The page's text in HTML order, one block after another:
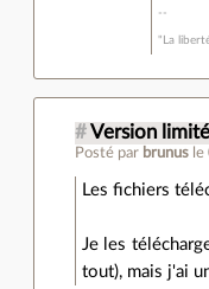
"La
# Version
Posté par brunus
Les fichiers
Je les
tout), mais j'ai